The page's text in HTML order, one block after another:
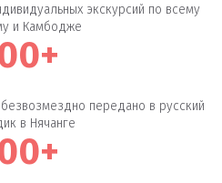
экскурсий по всему
и Камбодже
передано в русский
в Нячанге